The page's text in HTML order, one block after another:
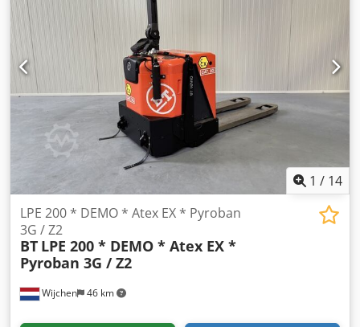
1 / 14
Wijchen 46 km
LPE 200 * DEMO * Atex EX * Pyroban
3G / Z2
BT LPE 200 * DEMO * Atex EX *
Pyroban 3G / Z2